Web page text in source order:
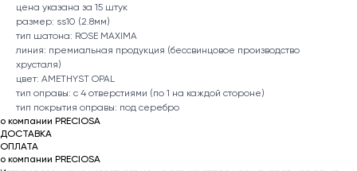
цена указана за 15 штук
размер: ss10 (2.8мм)
тип шатона: ROSE MAXIMA
линия: премиальная продукция (бессвинцовое производство
хрусталя)
цвет: AMETHYST OPAL
тип оправы: с 4 отверстиями (по 1 на каждой стороне)
тип покрытия оправы: под серебро
о компании PRECIOSA
ДОСТАВКА
ОПЛАТА
о компании PRECIOSA